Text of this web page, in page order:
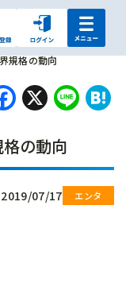
規格の動向
X
の動向
2019/07/17